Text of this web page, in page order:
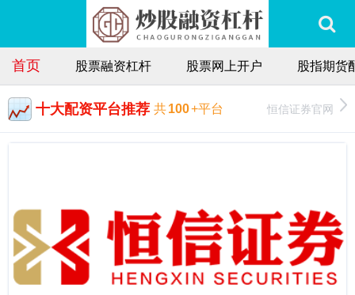
首页 股票融资杠杆 股票网上开户 股指期货
十大配资平台推荐 共100+平台 恒信证券官网